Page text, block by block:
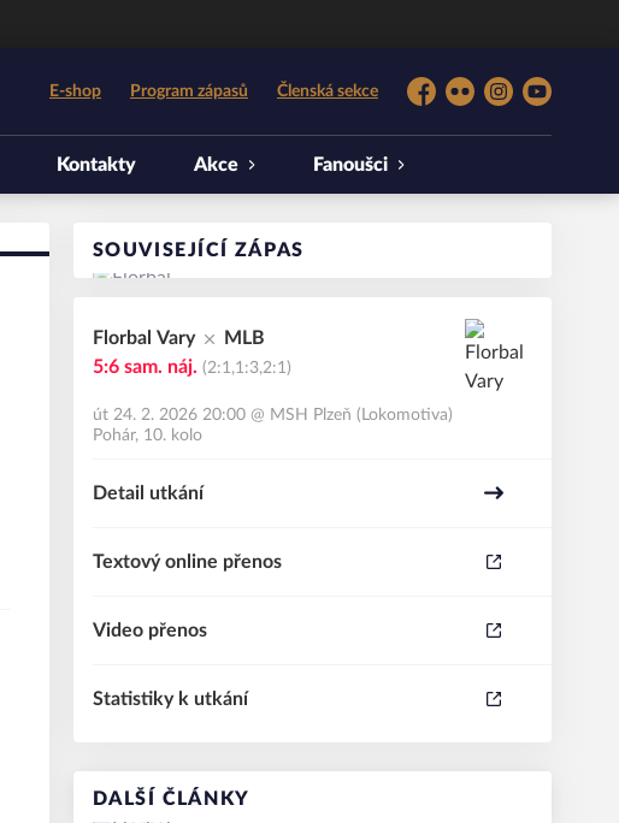
E-shop Program zápasů Členská sekce
Facebook
FlickrInstagramYouTube
Kontakty Akce Fanoušci
SOUVISEJÍCÍ ZÁPAS
Florbal Vary
MLB
5:6sam. náj. (2:1,1:3,2:1)
út 24. 2. 2026 20:00@ MSH Plzeň (Lokomotiva)
Pohár, 10. kolo
Detail utkání
Textový online přenos
Video přenos
Statistiky k utkání
DALŠÍ ČLÁNKY